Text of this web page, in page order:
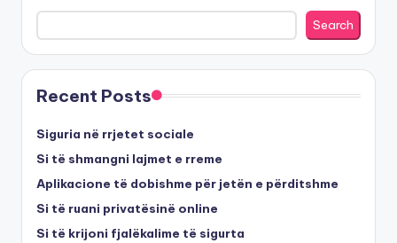
Search
Recent Posts
Siguria në rrjetet sociale
Si të shmangni lajmet e rreme
Aplikacione të dobishme për jetën e përditshme
Si të ruani privatësinë online
Si të krijoni fjalëkalime të sigurta